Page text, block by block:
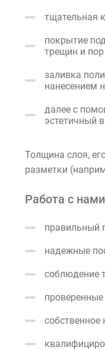
тщательная
покрытие
трещин и
заливка
нанесением
далее с
эстетичный
Толщина слоя,
разметки
Работа с
правильный
надежные
соблюдение
собственное